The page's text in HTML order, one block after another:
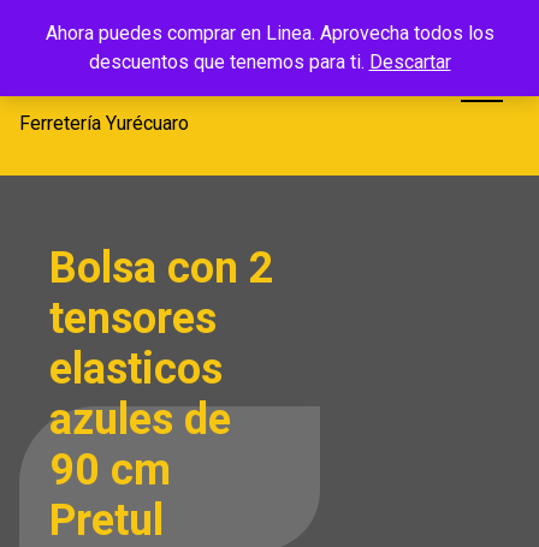
Ahora puedes comprar en Linea. Aprovecha todos los
descuentos que tenemos para ti. Descartar
Ferretería
Yurécuaro
Ferretería Yurécuaro
Bolsa con 2
tensores
elasticos
azules de
90 cm
Pretul